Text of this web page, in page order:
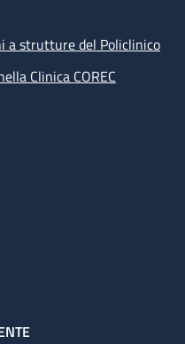
a strutture del Policlinico
Clinica COREC